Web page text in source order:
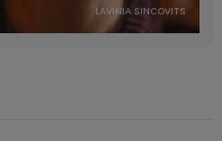
LAVINIA SINCOVITS